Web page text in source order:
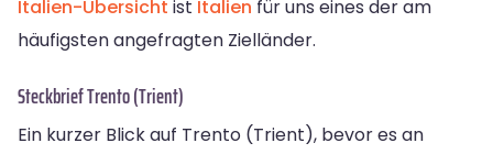
Italien-Übersicht ist Italien für uns eines der am
häufigsten angefragten Zielländer.
Steckbrief Trento (Trient)
Ein kurzer Blick auf Trento (Trient), bevor es an